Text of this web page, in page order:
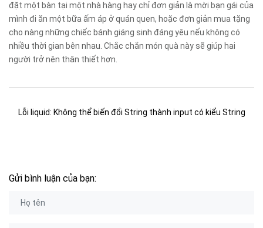
đặt một bàn tại một nhà hàng hay chỉ đơn giản là mời bạn gái của
mình đi ăn một bữa ấm áp ở quán quen, hoặc đơn giản mua tặng
cho nàng những chiếc bánh giáng sinh đáng yêu nếu không có
nhiều thời gian bên nhau. Chắc chắn món quà này sẽ giúp hai
người trở nên thân thiết hơn.
Lỗi liquid: Không thể biến đổi String thành input có kiểu String
Gửi bình luận của bạn: